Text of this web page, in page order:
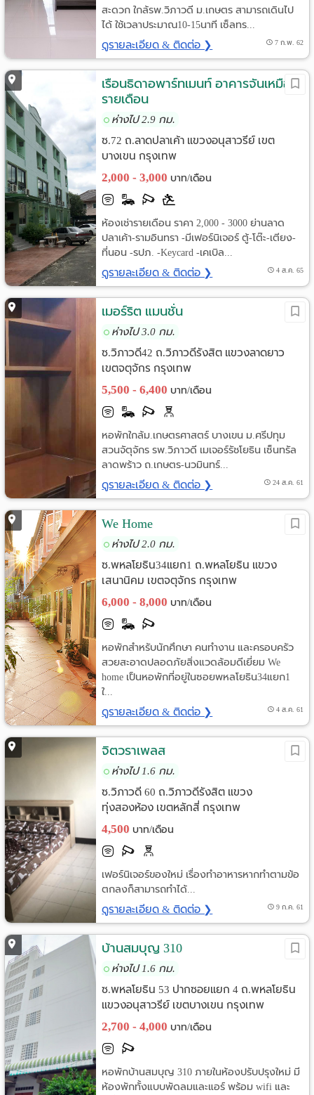
สะดวก ใกล้รพ.วิภาวดี ม.เกษตร สามารถเดินไป
ได้ ใช้เวลาประมาณ10-15นาที เซ็ลทร...
ดูรายละเอียด & ติดต่อ ❯ 7 ก.พ. 62
เรือนธิดาอพาร์ทเมนท์ อาคารจันเหมือน
รายเดือน
ห่างไป 2.9 กม.
ซ.72 ถ.ลาดปลาเค้า แขวงอนุสาวรีย์ เขต
บางเขน กรุงเทพ
2,000 - 3,000 บาท/เดือน
ห้องเช่ารายเดือน ราคา 2,000 - 3000 ย่านลาด
ปลาเค้า-รามอินทรา -มีเฟอร์นิเจอร์ ตู้-โต๊ะ-เตียง-
ที่นอน -รปภ. -Keycard -เคเบิล...
ดูรายละเอียด & ติดต่อ ❯ 4 ส.ค. 65
เมอร์ริต แมนชั่น
ห่างไป 3.0 กม.
ซ.วิภาวดี42 ถ.วิภาวดีรังสิต แขวงลาดยาว
เขตจตุจักร กรุงเทพ
5,500 - 6,400 บาท/เดือน
หอพักใกล้ม.เกษตรศาสตร์ บางเขน ม.ศรีปทุม
สวนจัตุจักร รพ.วิภาวดี เมเจอร์รัชโยธิน เซ็นทรัล
ลาดพร้าว ถ.เกษตร-นวมินทร์...
ดูรายละเอียด & ติดต่อ ❯ 24 ส.ค. 61
We Home
ห่างไป 2.0 กม.
ซ.พหลโยธิน34แยก1 ถ.พหลโยธิน แขวง
เสนานิคม เขตจตุจักร กรุงเทพ
6,000 - 8,000 บาท/เดือน
หอพักสำหรับนักศึกษา คนทำงาน และครอบครัว
สวยสะอาดปลอดภัยสิ่งแวดล้อมดีเยี่ยม We
home เป็นหอพักที่อยู่ในซอยพหลโยธิน34แยก1
ใ...
ดูรายละเอียด & ติดต่อ ❯ 4 ส.ค. 61
จิตวราเพลส
ห่างไป 1.6 กม.
ซ.วิภาวดี 60 ถ.วิภาวดีรังสิต แขวง
ทุ่งสองห้อง เขตหลักสี่ กรุงเทพ
4,500 บาท/เดือน
เฟอร์นิเจอร์ของใหม่ เรื่องทำอาหารหากทำตามข้อ
ตกลงก็สามารถทำได้...
ดูรายละเอียด & ติดต่อ ❯ 9 ก.ค. 61
บ้านสมบุญ 310
ห่างไป 1.6 กม.
ซ.พหลโยธิน 53 ปากซอยแยก 4 ถ.พหลโยธิน
แขวงอนุสาวรีย์ เขตบางเขน กรุงเทพ
2,700 - 4,000 บาท/เดือน
หอพักบ้านสมบุญ 310 ภายในห้องปรับปรุงใหม่ มี
ห้องพักทั้งแบบพัดลมและแอร์ พร้อม wifi และ